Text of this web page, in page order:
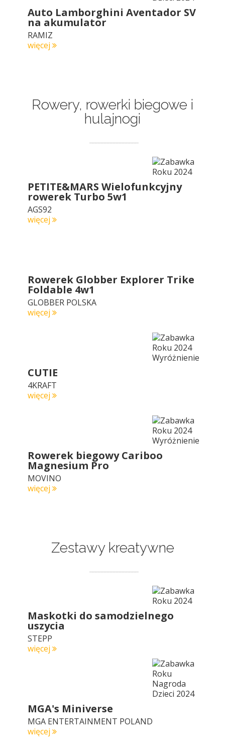
Auto Lamborghini Aventador SV
na akumulator
RAMIZ
więcej
Rowery, rowerki biegowe i
hulajnogi
PETITE&MARS Wielofunkcyjny
rowerek Turbo 5w1
AGS92
więcej
Rowerek Globber Explorer Trike
Foldable 4w1
GLOBBER POLSKA
więcej
CUTIE
4KRAFT
więcej
Rowerek biegowy Cariboo
Magnesium Pro
MOVINO
więcej
Zestawy kreatywne
Maskotki do samodzielnego
uszycia
STEPP
więcej
MGA's Miniverse
MGA ENTERTAINMENT POLAND
więcej